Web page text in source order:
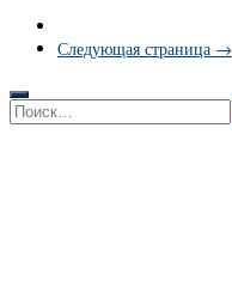
Следующая страница →
Найти: